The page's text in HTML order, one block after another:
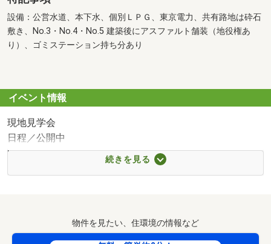
設備：公営水道、本下水、個別ＬＰＧ、東京電力、共有路地は砕石
敷き、No.3・No.4・No.5 建築後にアスファルト舗装（地役権あ
り）、ゴミステーション持ち分あり
イベント情報
現地見学会
日程／公開中
時間／10:00～17:45
◆◆見学・相談予約 受付中◆◆
◆ お客様のご都合に合わせた柔軟なご案内
続きを見る
物件を見たい、住環境の情報など